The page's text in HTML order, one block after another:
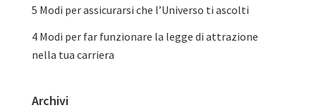
5 Modi per assicurarsi che l’Universo ti ascolti
4 Modi per far funzionare la legge di attrazione
nella tua carriera
Archivi